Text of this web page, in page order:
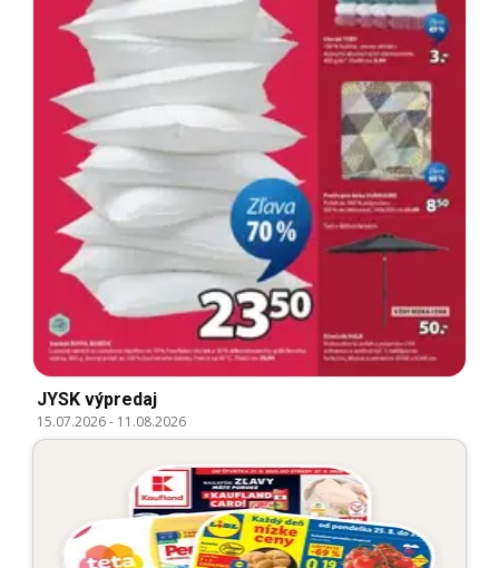
JYSK výpredaj
15.07.2026- 11.08.2026